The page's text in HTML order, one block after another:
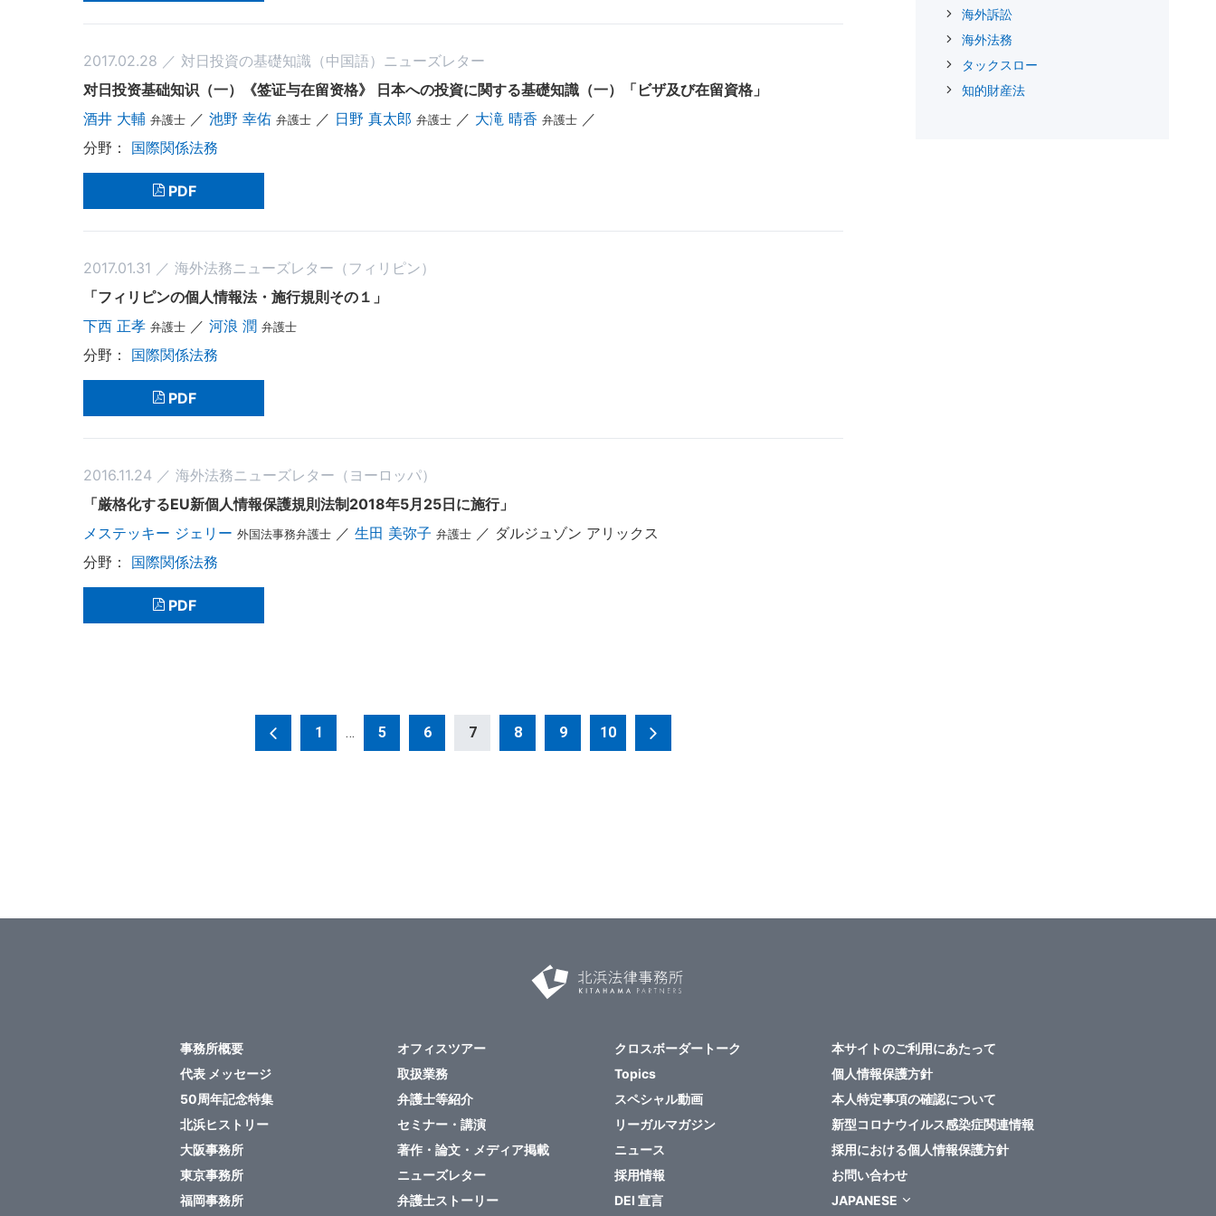
2017.02.28 ／ 対日投資の基礎知識（中国語）ニューズレター
对日投资基础知识（一）《签证与在留资格》 日本への投資に関する基礎知識（一）「ビザ及び在留資格」
酒井 大輔 弁護士 ／ 池野 幸佑 弁護士 ／ 日野 真太郎 弁護士 ／ 大滝 晴香 弁護士 ／
国際関係法務
PDF
2017.01.31 ／ 海外法務ニューズレター（フィリピン）
「フィリピンの個人情報法・施行規則その１」
下西 正孝 弁護士 ／ 河浪 潤 弁護士
国際関係法務
PDF
2016.11.24 ／ 海外法務ニューズレター（ヨーロッパ）
「厳格化するEU新個人情報保護規則法制2018年5月25日に施行」
メステッキー ジェリー 外国法事務弁護士 ／ 生田 美弥子 弁護士 ／ ダルジュゾン アリックス
国際関係法務
PDF
1 … 5 6 7 8 9 10
海外訴訟
海外法務
タックスロー
知的財産法
事務所概要
代表 メッセージ
50周年記念特集
北浜ヒストリー
大阪事務所
東京事務所
福岡事務所
オフィスツアー
取扱業務
弁護士等紹介
セミナー・講演
著作・論文・メディア掲載
ニューズレター
弁護士ストーリー
クロスボーダートーク
Topics
スペシャル動画
リーガルマガジン
ニュース
採用情報
DEI 宣言
本サイトのご利用にあたって
個人情報保護方針
本人特定事項の確認について
新型コロナウイルス感染症関連情報
採用における個人情報保護方針
お問い合わせ
JAPANESE